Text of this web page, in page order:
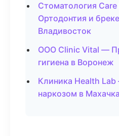
Стоматология
Ортодонтия и
Владивосток
ООО Clinic Vital —
гигиена в Воронеж
Клиника Health
наркозом в